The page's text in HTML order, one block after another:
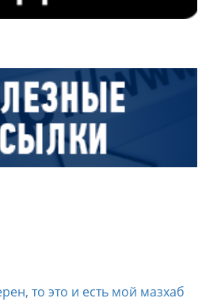
то это и есть мой мазхаб